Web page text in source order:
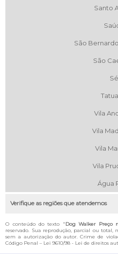
Santo
São
São
Sé
Vila
Vila
Vila
Vila
Água
Verifique as regiões que atendemos
O conteúdo do texto "Dog Walker Preço
reservado. Sua reprodução, parcial ou total,
sem a autorização do autor. Crime de
Código Penal – Lei 9610/98 - Lei de direitos